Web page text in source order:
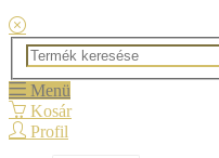
Menü
Kosár
Profil